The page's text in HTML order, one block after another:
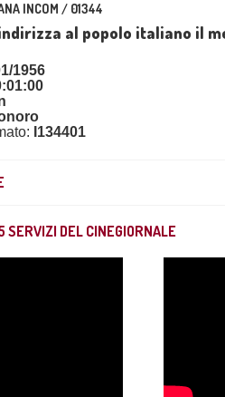
INCOM / 01344
al popolo italiano il
1956
I134401
SERVIZI DEL CINEGIORNALE